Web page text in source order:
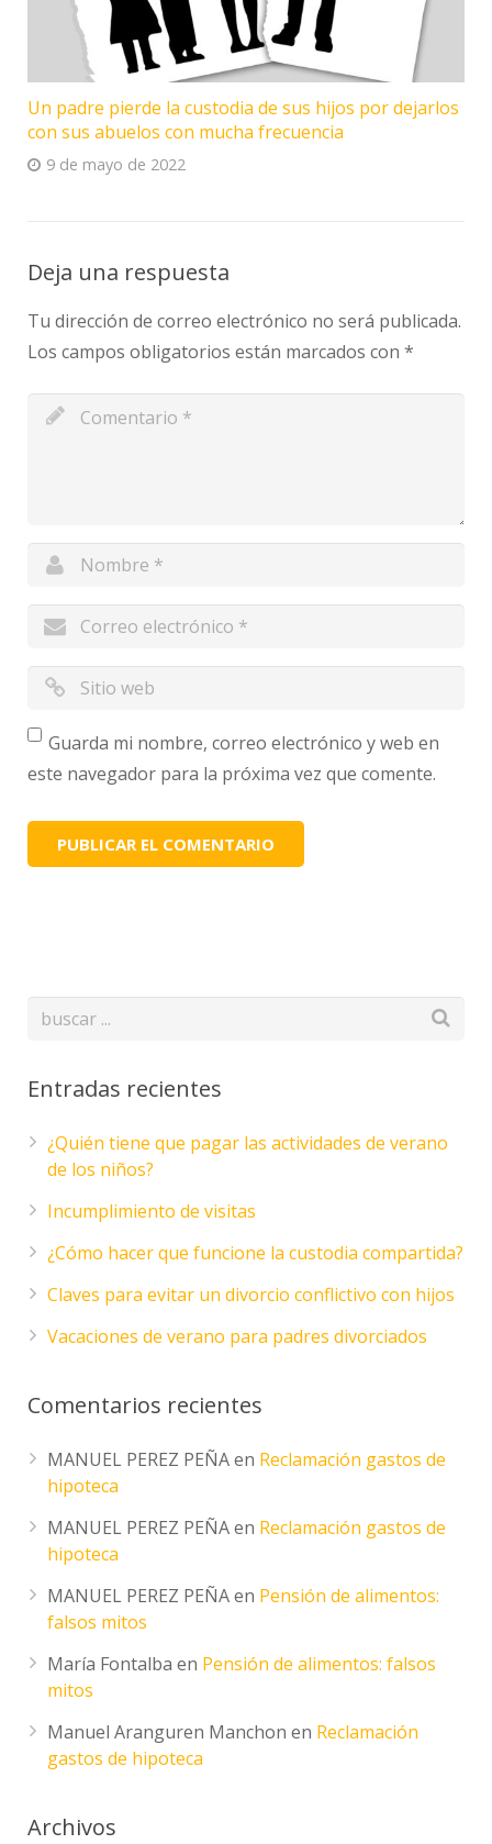
Un padre pierde la custodia de sus hijos por dejarlos
con sus abuelos con mucha frecuencia
9 de mayo de 2022
Deja una respuesta
Tu dirección de correo electrónico no será publicada.
Los campos obligatorios están marcados con *
Guarda mi nombre, correo electrónico y web en
este navegador para la próxima vez que comente.
Entradas recientes
¿Quién tiene que pagar las actividades de verano
de los niños?
Incumplimiento de visitas
¿Cómo hacer que funcione la custodia compartida?
Claves para evitar un divorcio conflictivo con hijos
Vacaciones de verano para padres divorciados
Comentarios recientes
MANUEL PEREZ PEÑAen Reclamación gastos de
hipoteca
MANUEL PEREZ PEÑAen Reclamación gastos de
hipoteca
MANUEL PEREZ PEÑAen Pensión de alimentos:
falsos mitos
María Fontalba en Pensión de alimentos: falsos
mitos
Manuel Aranguren Manchon en Reclamación
gastos de hipoteca
Archivos